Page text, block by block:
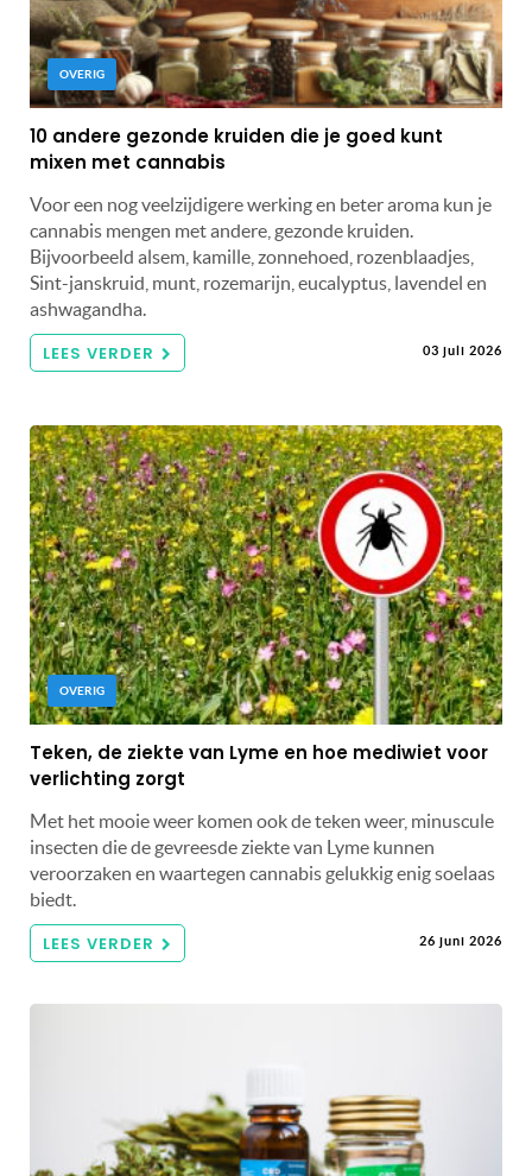
OVERIG
10 andere gezonde kruiden die je goed kunt
mixen met cannabis
Voor een nog veelzijdigere werking en beter aroma kun je
cannabis mengen met andere, gezonde kruiden.
Bijvoorbeeld alsem, kamille, zonnehoed, rozenblaadjes,
Sint-janskruid, munt, rozemarijn, eucalyptus, lavendel en
ashwagandha.
LEES VERDER 03 juli 2026
OVERIG
Teken, de ziekte van Lyme en hoe mediwiet voor
verlichting zorgt
Met het mooie weer komen ook de teken weer, minuscule
insecten die de gevreesde ziekte van Lyme kunnen
veroorzaken en waartegen cannabis gelukkig enig soelaas
biedt.
LEES VERDER 26 juni 2026